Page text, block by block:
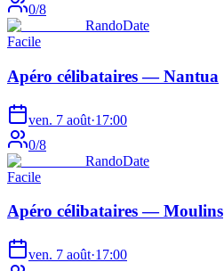
0/8
RandoDate
Facile
Apéro célibataires — Nantua
ven. 7 août·17:00
0/8
RandoDate
Facile
Apéro célibataires — Moulins
ven. 7 août·17:00